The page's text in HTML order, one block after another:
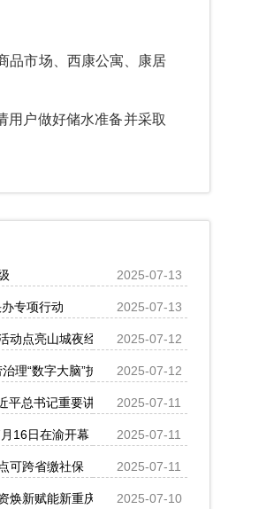
品市场、西康公寓、康居
用户做好储水准备并采取
2025-07-13
专项行动 2025-07-13
点亮山城夜经济 2025-07-12
理“数字大脑”护航汛期安全
2025-07-12
平总书记重要讲话精神研究部署以高质量审计
2025-07-11
16日在渝开幕 2025-07-11
可跨省缴社保 2025-07-11
焕新赋能新重庆 2025-07-10